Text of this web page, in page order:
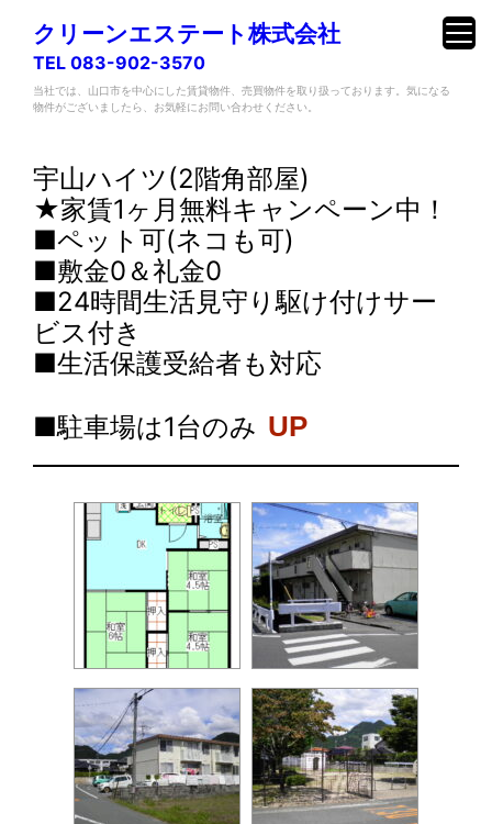
クリーンエステート株式会社
TEL 083-902-3570
当社では、山口市を中心にした賃貸物件、売買物件を取り扱っております。気になる
物件がございましたら、お気軽にお問い合わせください。
宇山ハイツ(2階角部屋)
★家賃1ヶ月無料キャンペーン中！
■ペット可(ネコも可)
■敷金0＆礼金0
■24時間生活見守り駆け付けサー
ビス付き
■生活保護受給者も対応
■駐車場は1台のみ UP